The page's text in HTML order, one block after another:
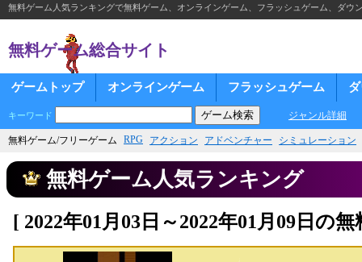
無料ゲーム人気ランキングで無料ゲーム、オンラインゲーム、フラッシュゲーム、ダウ
無料ゲーム総合サイト
ゲームトップ オンラインゲーム フラッシュゲーム
キーワード ジャンル詳細
無料ゲーム/フリーゲーム RPG アクション アドベンチャー シミュレーション
無料ゲーム人気ランキング
[ 2022年01月03日～2022年01月09日の